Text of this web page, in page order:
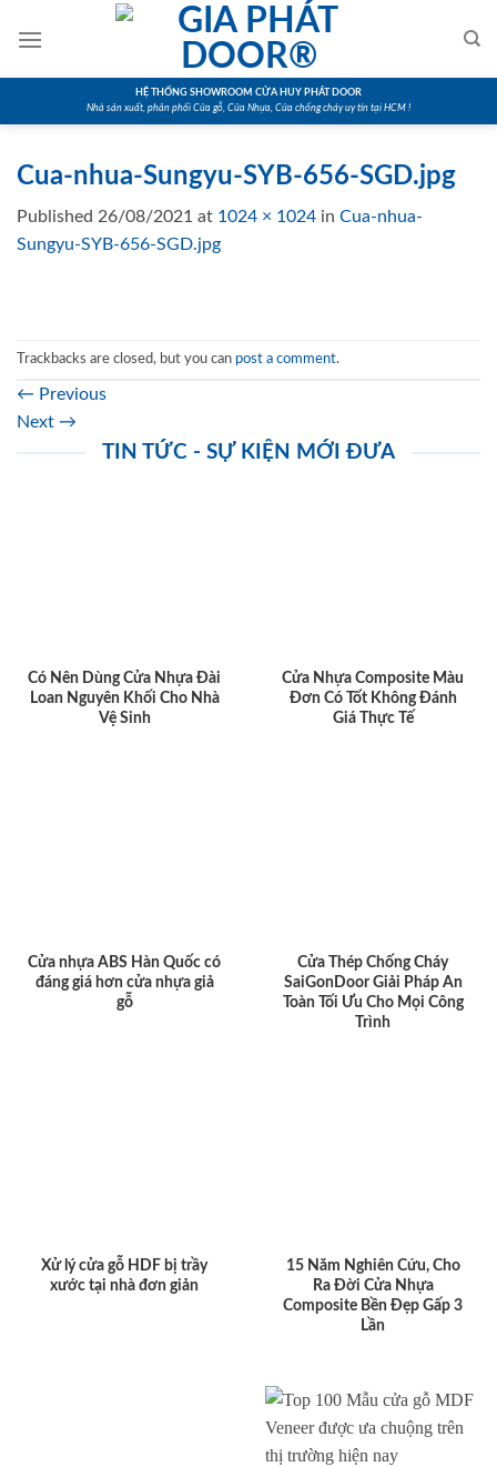
HỆ THỐNG SHOWROOM CỬA HUY PHÁT DOOR
Nhà sản xuất, phân phối Cửa gỗ, Cửa Nhựa, Cửa chống cháy uy tín tại HCM !
Cua-nhua-Sungyu-SYB-656-SGD.jpg
Published 26/08/2021 at 1024 × 1024 in Cua-nhua-
Sungyu-SYB-656-SGD.jpg
Trackbacks are closed, but you can post a comment.
← Previous
Next →
TIN TỨC - SỰ KIỆN MỚI ĐƯA
Có Nên Dùng Cửa Nhựa Đài
Loan Nguyên Khối Cho Nhà
Vệ Sinh
Cửa Nhựa Composite Màu
Đơn Có Tốt Không Đánh
Giá Thực Tế
Cửa nhựa ABS Hàn Quốc có
đáng giá hơn cửa nhựa giả
gỗ
Cửa Thép Chống Cháy
SaiGonDoor Giải Pháp An
Toàn Tối Ưu Cho Mọi Công
Trình
Xử lý cửa gỗ HDF bị trầy
xước tại nhà đơn giản
15 Năm Nghiên Cứu, Cho
Ra Đời Cửa Nhựa
Composite Bền Đẹp Gấp 3
Lần